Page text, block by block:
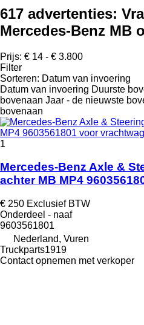
617 advertenties:
Mercedes-Benz MB
Prijs: € 14 - € 3.800
Filter
Sorteren: Datum van invoering
Datum van invoering Duurste
bovenaan Jaar - de nieuwste
bovenaan
1
Mercedes-Benz Axle &
achter MB MP4
€ 250 Exclusief BTW
Onderdeel - naaf
9603561801
Nederland, Vuren
Truckparts1919
Contact opnemen met verkoper